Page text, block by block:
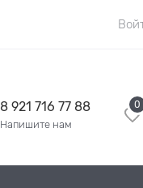
8 921 716 77 88
Напишите нам
0